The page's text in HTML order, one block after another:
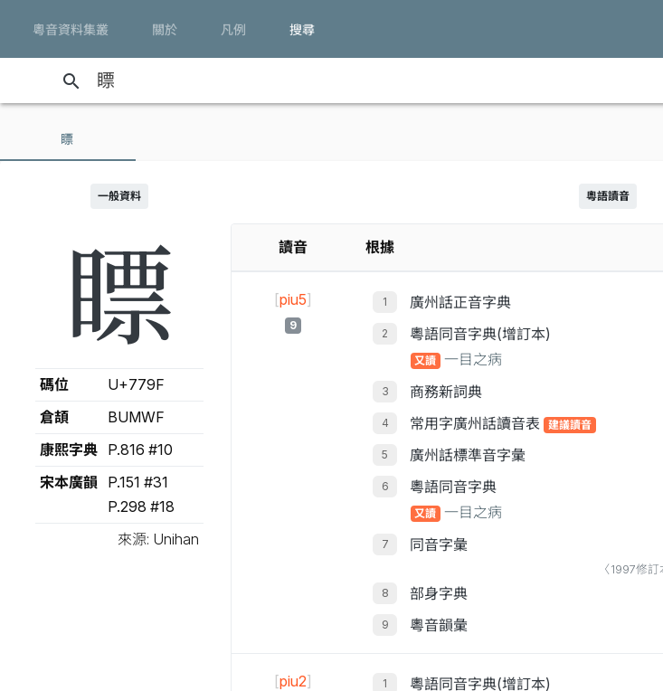
粵音資料集叢 關於 凡例 搜尋
search
瞟
一般資料
瞟
碼位
U+779F
倉頡
BUMWF
康熙字典
P.816 #10
宋本廣韻
P.151 #31
P.298 #18
來源: Unihan
粵語讀音
讀音 根據
[piu5]
9
廣州話正音字典
粵語同音字典(增訂本)
又讀 一目之病
商務新詞典
常用字廣州話讀音表 建議讀音
廣州話標準音字彙
粵語同音字典
又讀 一目之病
同音字彙
〈1997修
部身字典
粵音韻彙
[piu2]
粵語同音字典(增訂本)